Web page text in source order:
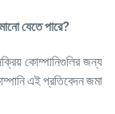
যেতে পারে?
কোম্পানিগুলির জন্য
এই প্রতিবেদন জমা